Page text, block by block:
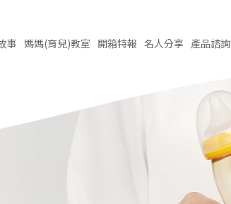
事 媽媽(育兒)教室 開箱特報 名人分享 產品諮詢